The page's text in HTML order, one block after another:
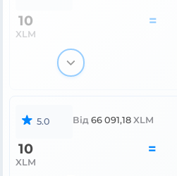
10
XLM
=
5.0 Від 66 091,18 XLM
10
XLM
=